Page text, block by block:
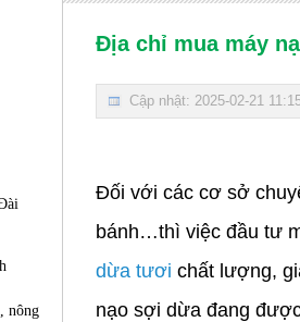
nông
Địa chỉ mua máy
Cập nhật: 2025-02-21
Đối với các cơ sở
bánh…thì việc đầu tư
dừa tươi chất lượng,
nạo sợi dừa đang